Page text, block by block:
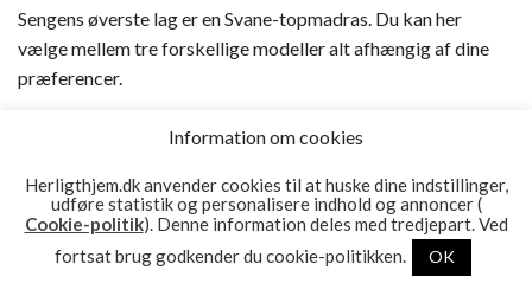
Sengens øverste lag er en Svane-topmadras. Du kan her
vælge mellem tre forskellige modeller alt afhængig af dine
præferencer.
Svane Zonic findes bl.a. i sort, grå eller blå. Du finder desuden
Sidst men ikke mindst giver de mange valgmuligheder, når det
kommer til ben og gavl dig rige mulige for at tilpasse sengens
design til netop dine præferencer.
Information om cookies
Herligthjem.dk anvender cookies til at huske dine indstillinger,
udføre statistik og personalisere indhold og annoncer (
Cookie-politik). Denne information deles med tredjepart. Ved
fortsat brug godkender du cookie-politikken.
OK